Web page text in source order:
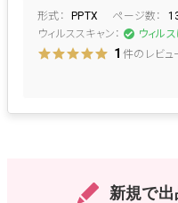
形式： PPTX ページ数：
ウィルススキャン： ウィル
1 件のレビュ
新規で出